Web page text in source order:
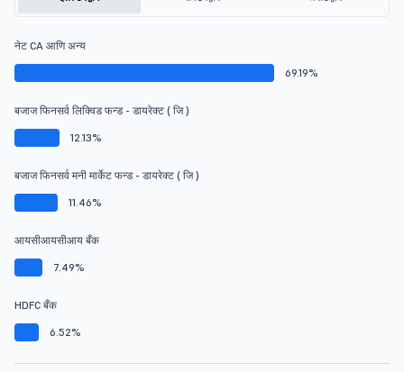
नेट CA आणि अन्य
69.19%
बजाज फिनसर्व लिक्विड फन्ड - डायरेक्ट ( जि )
12.13%
बजाज फिनसर्व मनी मार्केट फन्ड - डायरेक्ट ( जि )
11.46%
आयसीआयसीआय बँक
7.49%
HDFC बँक
6.52%